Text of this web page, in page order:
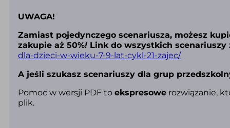
UWAGA!
Zamiast pojedynczego scenariusza, możesz
zakupie aż 50%! Link do wszystkich
dla-dzieci-w-wieku-7-9-lat-cykl-21-zajec/
A jeśli szukasz scenariuszy dla grup
Pomoc w wersji PDF toekspresowe rozwiązanie,
plik.